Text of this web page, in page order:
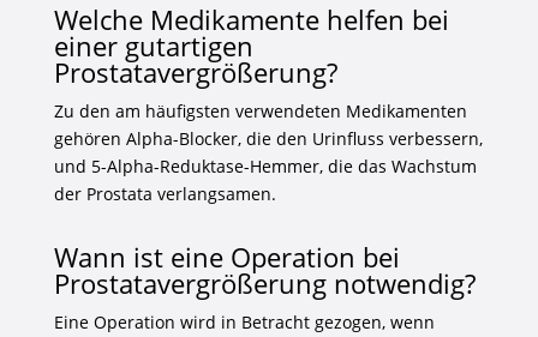
Welche Medikamente helfen bei
einer gutartigen
Prostatavergrößerung?
Zu den am häufigsten verwendeten Medikamenten
gehören Alpha-Blocker, die den Urinfluss verbessern,
und 5-Alpha-Reduktase-Hemmer, die das Wachstum
der Prostata verlangsamen.
Wann ist eine Operation bei
Prostatavergrößerung notwendig?
Eine Operation wird in Betracht gezogen, wenn